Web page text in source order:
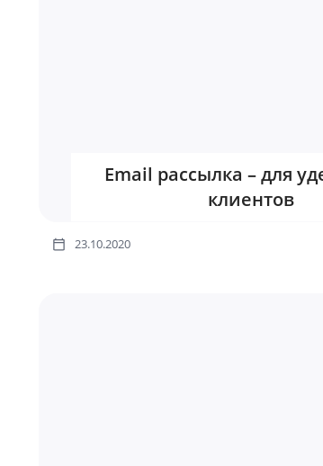
Email рассылка – для
клиентов
23.10.2020